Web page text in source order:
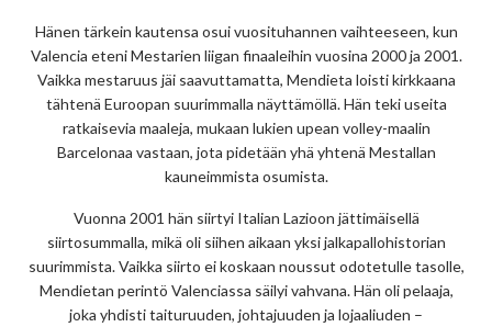
Hänen tärkein kautensa osui vuosituhannen vaihteeseen, kun
Valencia eteni Mestarien liigan finaaleihin vuosina 2000 ja 2001.
Vaikka mestaruus jäi saavuttamatta, Mendieta loisti kirkkaana
tähtenä Euroopan suurimmalla näyttämöllä. Hän teki useita
ratkaisevia maaleja, mukaan lukien upean volley-maalin
Barcelonaa vastaan, jota pidetään yhä yhtenä Mestallan
kauneimmista osumista.
Vuonna 2001 hän siirtyi Italian Lazioon jättimäisellä
siirtosummalla, mikä oli siihen aikaan yksi jalkapallohistorian
suurimmista. Vaikka siirto ei koskaan noussut odotetulle tasolle,
Mendietan perintö Valenciassa säilyi vahvana. Hän oli pelaaja,
joka yhdisti taituruuden, johtajuuden ja lojaaliuden –